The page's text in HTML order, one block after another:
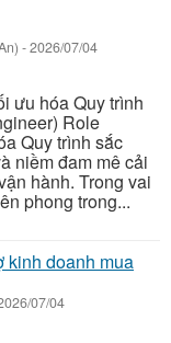
-2026/07/04
ưu hóa Quy trình
Role
Quy trình sắc
niềm đam mê cải
hành. Trong vai
phong trong...
kinh doanh mua
07/04